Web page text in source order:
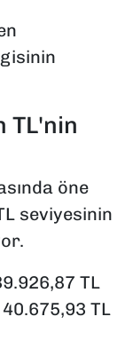
TL'nin
öne
seviyesinin
TL
TL